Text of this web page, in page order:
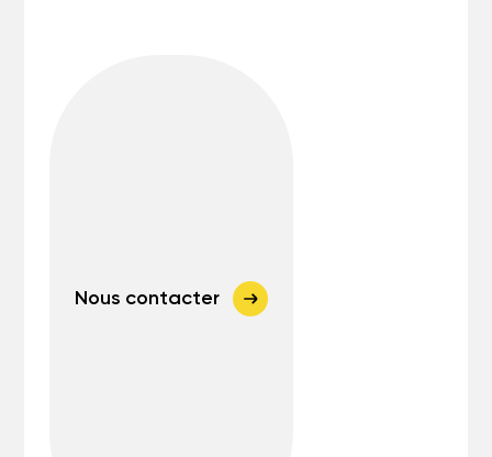
Nous contacter